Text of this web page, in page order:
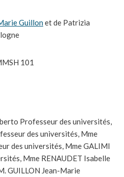
Guillonet de Patrizia
101
Professeur des universités,
des universités, Mme
des universités, Mme GALIMI
Mme RENAUDET Isabelle
GUILLON Jean-Marie